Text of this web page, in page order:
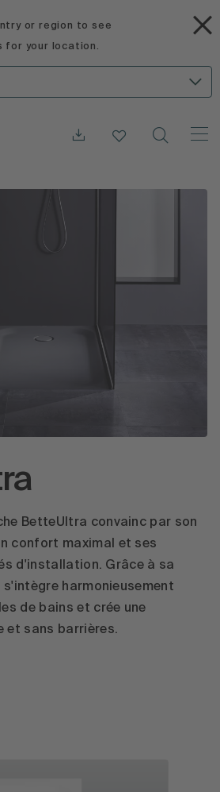
or region to see
for your location.
BetteUltra convainc par son
confort maximal et ses
d'installation. Grâce à sa
harmonieusement
de bains et crée une
et sans barrières.